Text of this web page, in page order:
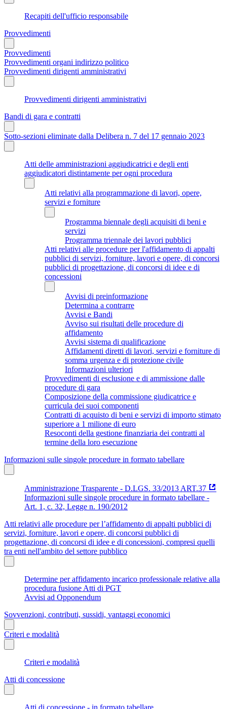
Recapiti dell'ufficio responsabile
Provvedimenti
Provvedimenti
Provvedimenti organi indirizzo politico
Provvedimenti dirigenti amministrativi
Provvedimenti dirigenti amministrativi
Bandi di gara e contratti
Sotto-sezioni eliminate dalla Delibera n. 7 del 17 gennaio 2023
Atti delle amministrazioni aggiudicatrici e degli enti
aggiudicatori distintamente per ogni procedura
Atti relativi alla programmazione di lavori, opere,
servizi e forniture
Programma biennale degli acquisiti di beni e
servizi
Programma triennale dei lavori pubblici
Atti relativi alle procedure per l'affidamento di appalti
pubblici di servizi, forniture, lavori e opere, di concorsi
pubblici di progettazione, di concorsi di idee e di
concessioni
Avvisi di preinformazione
Determina a contrarre
Avvisi e Bandi
Avviso sui risultati delle procedure di
affidamento
Avvisi sistema di qualificazione
Affidamenti diretti di lavori, servizi e forniture di
somma urgenza e di protezione civile
Informazioni ulteriori
Provvedimenti di esclusione e di ammissione dalle
procedure di gara
Composizione della commissione giudicatrice e
curricula dei suoi componenti
Contratti di acquisto di beni e servizi di importo stimato
superiore a 1 milione di euro
Resoconti della gestione finanziaria dei contratti al
termine della loro esecuzione
Informazioni sulle singole procedure in formato tabellare
Amministrazione Trasparente - D.LGS. 33/2013 ART.37
Informazioni sulle singole procedure in formato tabellare -
Art. 1, c. 32, Legge n. 190/2012
Atti relativi alle procedure per l’affidamento di appalti pubblici di
servizi, forniture, lavori e opere, di concorsi pubblici di
progettazione, di concorsi di idee e di concessioni, compresi quelli
tra enti nell'ambito del settore pubblico
Determine per affidamento incarico professionale relative alla
procedura fusione Atti di PGT
Avvisi ad Opponendum
Sovvenzioni, contributi, sussidi, vantaggi economici
Criteri e modalità
Criteri e modalità
Atti di concessione
Atti di concessione - in formato tabellare